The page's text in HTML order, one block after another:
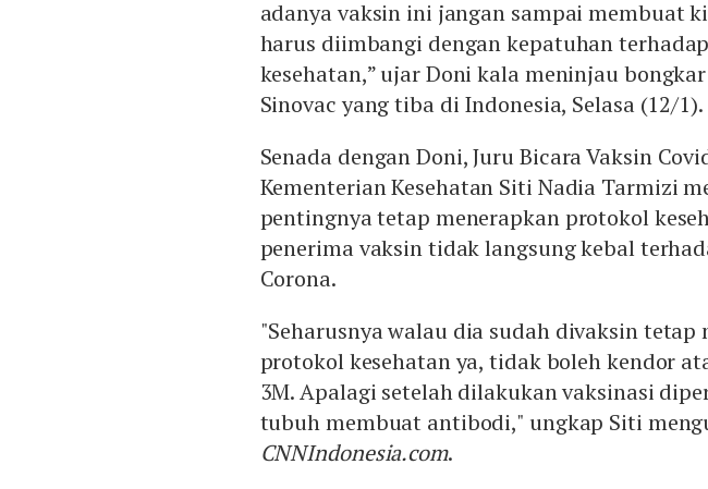
adanya vaksin ini jangan sampai membuat
harus diimbangi dengan kepatuhan
kesehatan,” ujar Doni kala meninjau
Sinovac yang tiba di Indonesia, Selasa (12/1).
Senada dengan Doni, Juru Bicara Vaksin
Kementerian Kesehatan Siti Nadia Tarmizi
pentingnya tetap menerapkan protokol
penerima vaksin tidak langsung kebal
Corona.
"Seharusnya walau dia sudah divaksin tetap
protokol kesehatan ya, tidak boleh kendor
3M. Apalagi setelah dilakukan vaksinasi
tubuh membuat antibodi," ungkap Siti
CNNIndonesia.com.